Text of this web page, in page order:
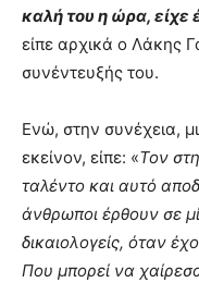
καλή του η ώρα, είχε
είπε αρχικά ο Λάκης
συνέντευξής του.
Ενώ, στην συνέχεια,
εκείνον, είπε: «Τον
ταλέντο και αυτό
άνθρωποι έρθουν σε
δικαιολογείς, όταν
Που μπορεί να